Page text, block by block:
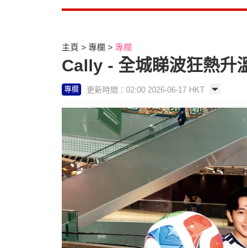
主頁 專欄 專欄
Cally - 全城睇波狂熱升
專欄 更新時間：02:00 2026-06-17 HKT